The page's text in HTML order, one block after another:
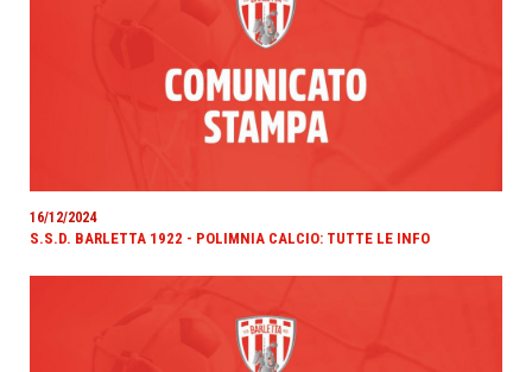
16/12/2024
S.S.D. BARLETTA 1922 - POLIMNIA CALCIO: TUTTE LE INFO